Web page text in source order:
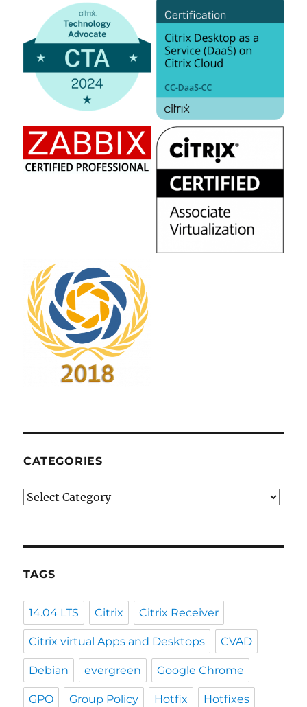
CATEGORIES
Categories
TAGS
14.04 LTS Citrix Citrix Receiver
Citrix virtual Apps and Desktops CVAD
Debian evergreen Google Chrome
GPO Group Policy Hotfix Hotfixes